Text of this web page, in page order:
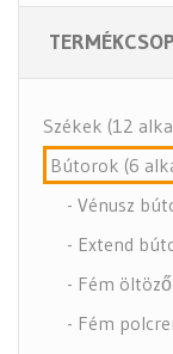
Székek (12
Bútorok (6
- Vénusz
- Extend
- Fém
- Fém